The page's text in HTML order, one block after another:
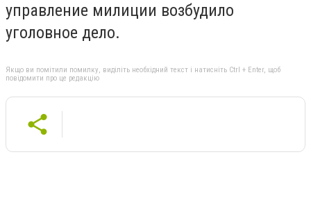
управление милиции возбудило
уголовное дело.
Якщо ви помітили помилку, виділіть необхідний текст і натисніть Ctrl + Enter, щоб
повідомити про це редакцію